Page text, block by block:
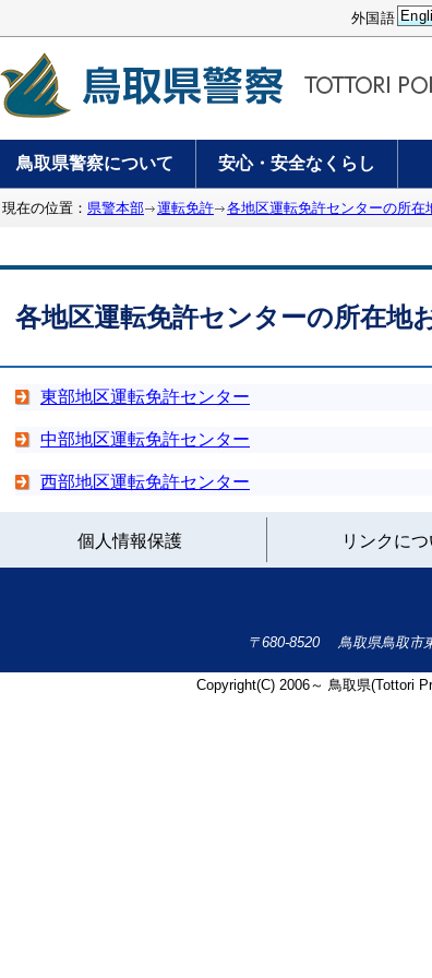
外国語
鳥取県警察について 安心・安全なくらし
現在の位置： 県警本部 運転免許 各地区運転免許センターの所在
各地区運転免許センターの所在地
東部地区運転免許センター
中部地区運転免許センター
西部地区運転免許センター
個人情報保護
と
へ
リンクにつ
〒680-8520 鳥取県鳥取市
Copyright(C) 2006～ 鳥取県(Tottori